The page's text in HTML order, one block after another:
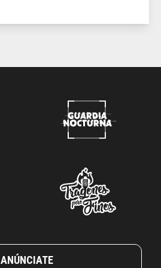
ANÚNCIATE